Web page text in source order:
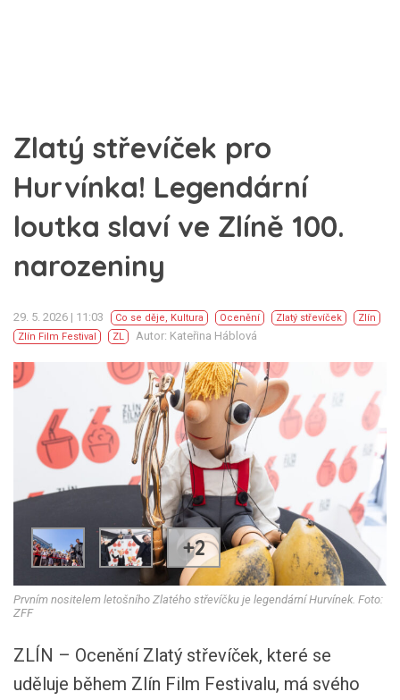
Zlatý střevíček pro
Hurvínka! Legendární
loutka slaví ve Zlíně 100.
narozeniny
29. 5. 2026 | 11:03 Co se děje, Kultura Ocenění Zlatý střevíček
Zlín
Zlín Film Festival
ZL Autor: Kateřina Háblová
+2
Prvním nositelem letošního Zlatého střevíčku je legendární Hurvínek. Foto:
ZFF
ZLÍN – Ocenění Zlatý střevíček, které se
uděluje během Zlín Film Festivalu, má svého